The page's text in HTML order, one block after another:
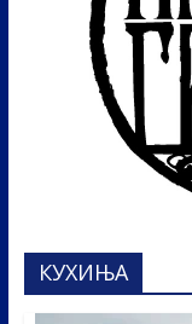
КУХИЊА